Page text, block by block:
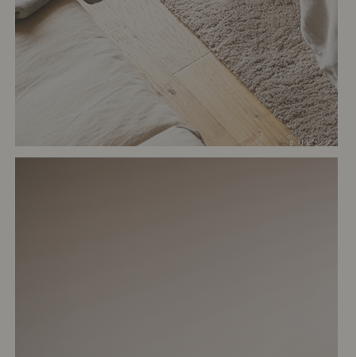
# リビング